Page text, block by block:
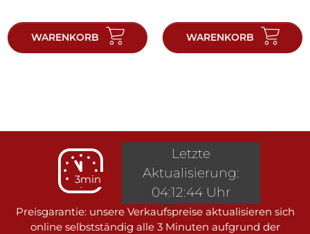
WARENKORB WARENKORB
3min
Preisgarantie: unsere Verkaufspreise aktualisieren sich
online selbstständig alle 3 Minuten aufgrund der
Letzte
Aktualisierung:
04:12:44 Uhr